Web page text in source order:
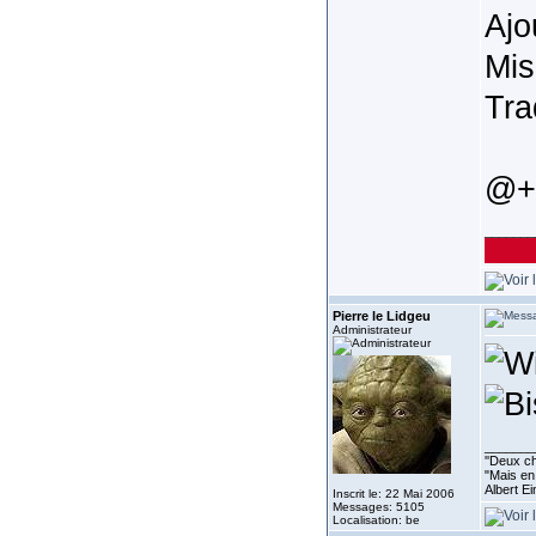
@+
Pierre le Lidgeu
Administrateur
Inscrit le: 22 Mai 2006
Messages: 5105
Localisation: be
''Deux
"Mais
Albert